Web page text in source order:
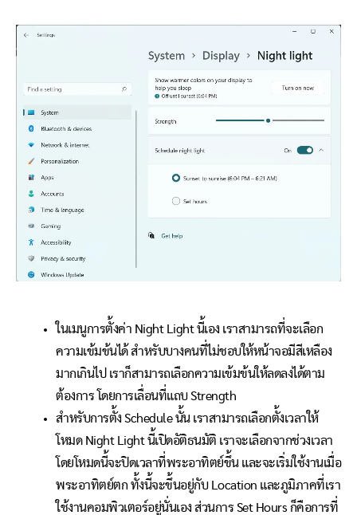
ในเมนูการตั้งค่า Night Light นี้เอง เราสามารถที่จะเลือก
ความเข้มข้นได้ สำหรับบางคนที่ไม่ชอบให้หน้าจอมีสีเหลือง
มากเกินไป เราก็สามารถเลือกความเข้มข้นให้ลดลงได้ตาม
ต้องการ โดยการเลื่อนที่แถบ Strength
สำหรับการตั้ง Schedule นั้น เราสามารถเลือกตั้งเวลาให้
โหมด Night Light นี้เปิดอัติธนมัติ เราจะเลือกจากช่วงเวลา
โดยโหมดนี้จะปิดเวลาที่พระอาทิตย์ขึ้น และจะเริ่มใช้งานเมื่อ
พระอาทิตย์ตก ทั้งนี้จะขึ้นอยู่กับ Location และภูมิภาคที่เรา
ใช้งานคอมพิวเตอร์อยู่นั่นเอง ส่วนการ Set Hours ก็คือการที่